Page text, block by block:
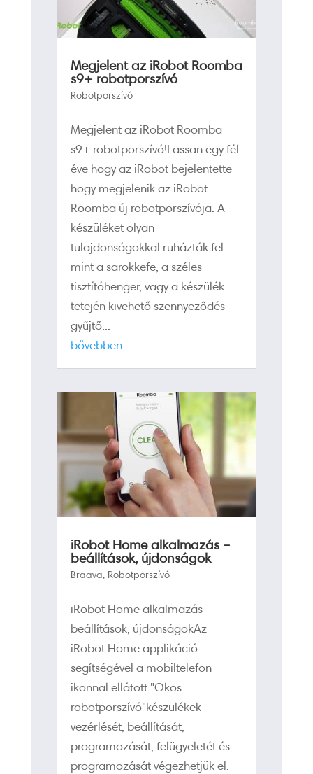
Megjelent az iRobot Roomba
s9+ robotporszívó
Robotporszívó
Megjelent az iRobot Roomba
s9+ robotporszívó!Lassan egy fél
éve hogy az iRobot bejelentette
hogy megjelenik az iRobot
Roomba új robotporszívója. A
készüléket olyan
tulajdonságokkal ruházták fel
mint a sarokkefe, a széles
tisztítóhenger, vagy a készülék
tetején kivehető szennyeződés
gyűjtő...
bővebben
iRobot Home alkalmazás –
beállítások, újdonságok
Braava Robotporszívó
iRobot Home alkalmazás -
beállítások, újdonságokAz
iRobot Home applikáció
segítségével a mobiltelefon
ikonnal ellátott "Okos
robotporszívó"készülékek
vezérlését, beállítását,
programozását, felügyeletét és
programozását végezhetjük el.